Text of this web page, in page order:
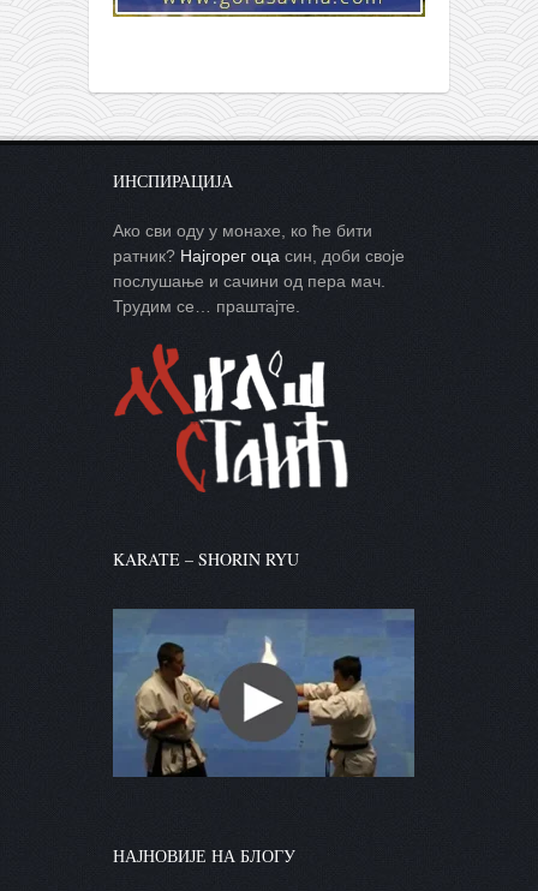
ИНСПИРАЦИЈА
Ако сви оду у монахе, ко ће бити
ратник? Најгорег оца син, доби своје
послушање и сачини од пера мач.
Трудим се… праштајте.
KARATE – SHORIN RYU
НАЈНОВИЈЕ НА БЛОГУ